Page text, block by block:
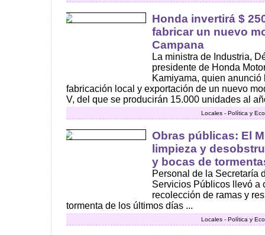
Honda invertirá $
fabricar un nuevo
Campana
La ministra de Industria,
presidente de Honda
Kamiyama, quien
fabricación local y exportación de un nuevo
V, del que se producirán 15.000 unidades al
Locales - Política y
Obras públicas: El
limpieza y
y bocas de
Personal de la Secretaría
Servicios Públicos llevó a
recolección de ramas y
tormenta de los últimos días ...
Locales - Política y